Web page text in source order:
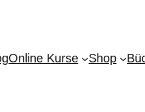
Online Kurse Shop